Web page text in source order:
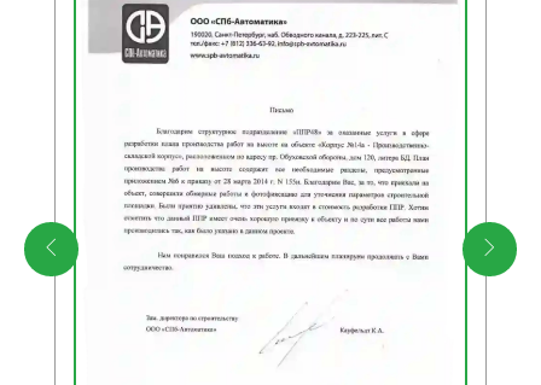
очистить miejsce производства работ от мусора;
снять сигнальное ограждение и предупредительные